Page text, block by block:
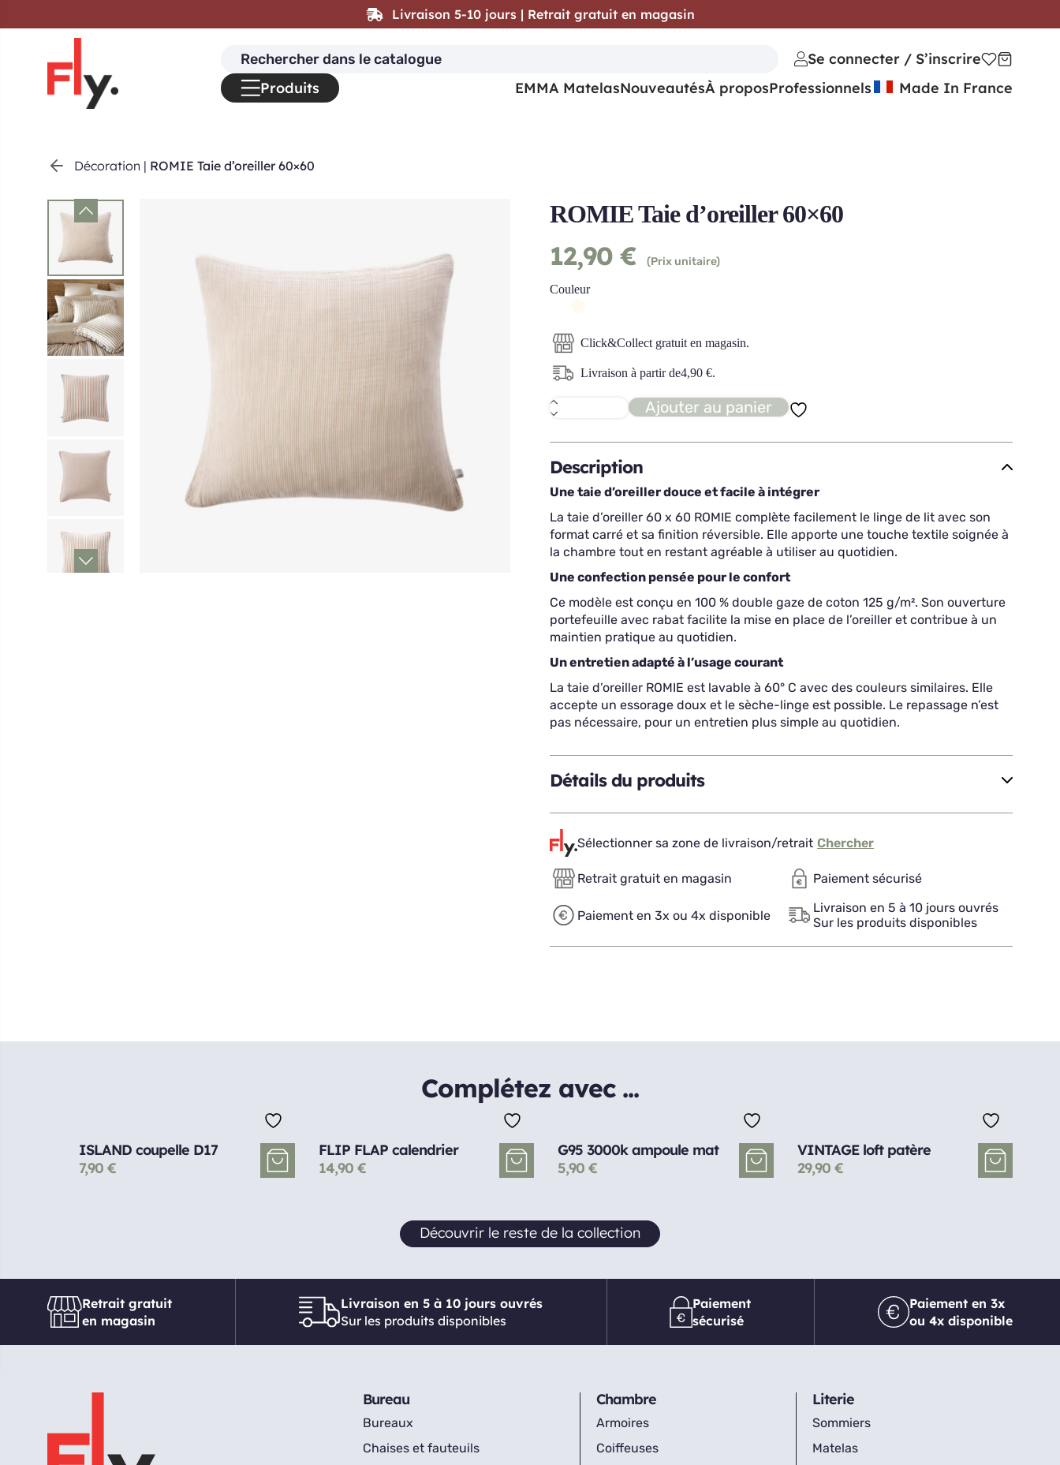
Décoration | ROMIE Taie d’oreiller 60×60
ROMIE Taie d’oreiller 60×60
12,90 € (Prix unitaire)
Couleur
Click&Collect gratuit en magasin.
Livraison à partir de4,90 €.
quantité
de
Taie
d'oreiller
60x60
Ajouter au panier
Description
Une taie d’oreiller douce et facile à intégrer
La taie d’oreiller 60 x 60 ROMIE complète facilement le linge de lit avec son
format carré et sa finition réversible. Elle apporte une touche textile soignée à
la chambre tout en restant agréable à utiliser au quotidien.
Une confection pensée pour le confort
Ce modèle est conçu en 100 % double gaze de coton 125 g/m². Son ouverture
portefeuille avec rabat facilite la mise en place de l’oreiller et contribue à un
maintien pratique au quotidien.
Un entretien adapté à l’usage courant
La taie d’oreiller ROMIE est lavable à 60° C avec des couleurs similaires. Elle
accepte un essorage doux et le sèche-linge est possible. Le repassage n’est
pas nécessaire, pour un entretien plus simple au quotidien.
Détails du produits
Sélectionner sa zone de livraison/retrait Chercher
Retrait gratuit en magasin Paiement sécurisé
Paiement en 3x ou 4x disponible
Livraison en 5 à 10 jours ouvrés
Sur les produits disponibles
Complétez avec ...
ISLAND coupelle D17
7,90 €
FLIP FLAP calendrier
14,90 €
G95 3000k ampoule mat
5,90 €
VINTAGE loft patère
29,90 €
Découvrir le reste de la collection
Retrait gratuit
en magasin
Livraison en 5 à 10 jours ouvrés
Sur les produits disponibles
Paiement
sécurisé
Paiement en 3x
ou 4x disponible
Bureau
Bureaux
Chaises et fauteuils
Chambre
Armoires
Coiffeuses
Literie
Sommiers
Matelas
Livraison 5-10 jours | Retrait gratuit en magasin
Search
for:
Se connecter / S’inscrire
Produits
EMMA MatelasNouveautésÀ proposProfessionnels Made In France